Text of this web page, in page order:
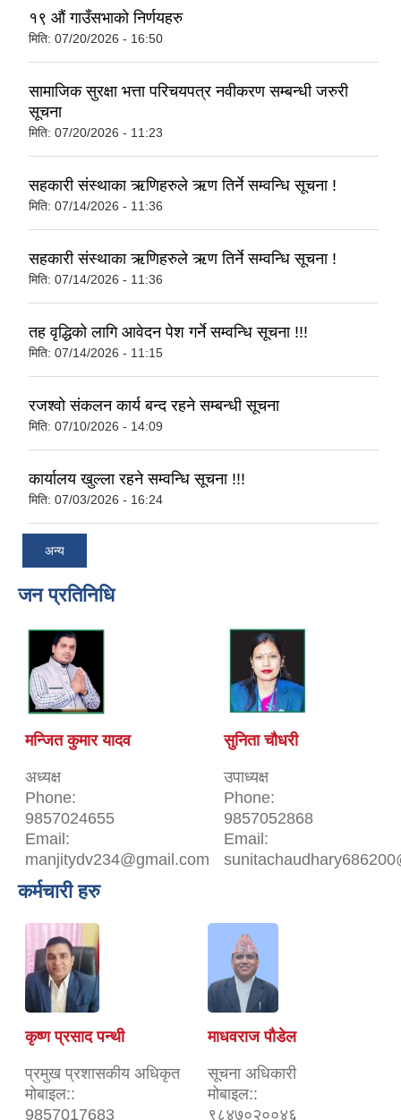
१९ औं गाउँसभाको निर्णयहरु
मिति: 07/20/2026 - 16:50
सामाजिक सुरक्षा भत्ता परिचयपत्र नवीकरण सम्बन्धी जरुरी
सूचना
मिति: 07/20/2026 - 11:23
सहकारी संस्थाका ऋणिहरुले ऋण तिर्ने सम्वन्धि सूचना !
मिति: 07/14/2026 - 11:36
सहकारी संस्थाका ऋणिहरुले ऋण तिर्ने सम्वन्धि सूचना !
मिति: 07/14/2026 - 11:36
तह वृद्धिको लागि आवेदन पेश गर्ने सम्वन्धि सूचना !!!
मिति: 07/14/2026 - 11:15
रजश्वो संकलन कार्य बन्द रहने सम्बन्धी सूचना
मिति: 07/10/2026 - 14:09
कार्यालय खुल्ला रहने सम्वन्धि सूचना !!!
मिति: 07/03/2026 - 16:24
अन्य
जन प्रतिनिधि
मन्जित कुमार यादव
अध्यक्ष
Phone:
9857024655
Email:
manjitydv234@gmail.com
सुनिता चौधरी
उपाध्यक्ष
Phone:
9857052868
Email:
कर्मचारी हरु
कृष्ण प्रसाद पन्थी
प्रमुख प्रशासकीय अधिकृत
मोबाइल::
9857017683
माधवराज पौडेल
सूचना अधिकारी
मोबाइल::
९८४७०२००४६